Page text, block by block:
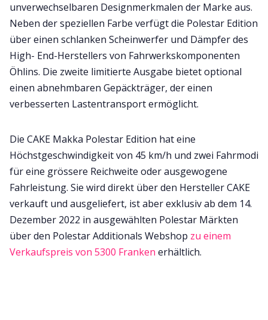
unverwechselbaren Designmerkmalen der Marke aus.
Neben der speziellen Farbe verfügt die Polestar Edition
über einen schlanken Scheinwerfer und Dämpfer des
High- End-Herstellers von Fahrwerkskomponenten
Öhlins. Die zweite limitierte Ausgabe bietet optional
einen abnehmbaren Gepäckträger, der einen
verbesserten Lastentransport ermöglicht.
Die CAKE Makka Polestar Edition hat eine
Höchstgeschwindigkeit von 45 km/h und zwei Fahrmodi
für eine grössere Reichweite oder ausgewogene
Fahrleistung. Sie wird direkt über den Hersteller CAKE
verkauft und ausgeliefert, ist aber exklusiv ab dem 14.
Dezember 2022 in ausgewählten Polestar Märkten
über den Polestar Additionals Webshop zu einem
Verkaufspreis von 5300 Franken erhältlich.